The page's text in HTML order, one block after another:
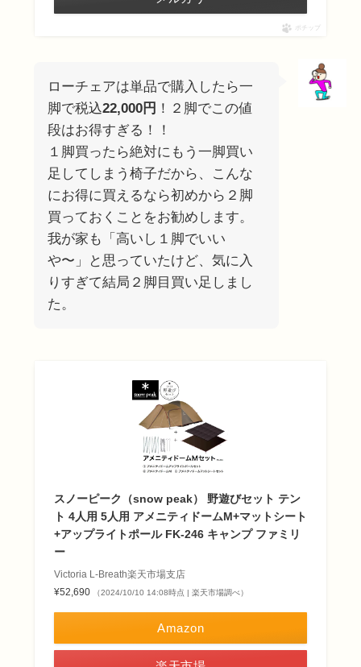
ポチップ
ローチェアは単品で購入したら一
脚で税込22,000円 ！２脚でこの値
段はお得すぎる！！
１脚買ったら絶対にもう一脚買い
足してしまう椅子だから、こんな
にお得に買えるなら初めから２脚
買っておくことをお勧めします。
我が家も「高いし１脚でいい
や〜」と思っていたけど、気に入
りすぎて結局２脚目買い足しまし
た。
スノーピーク（snow peak） 野遊びセット テン
ト 4人用 5人用 アメニティドームM+マットシート
+アップライトポール FK-246 キャンプ ファミリ
ー
Victoria L-Breath楽天市場支店
¥52,690
（2024/10/10 14:08時点 | 楽天市場調べ）
Amazon